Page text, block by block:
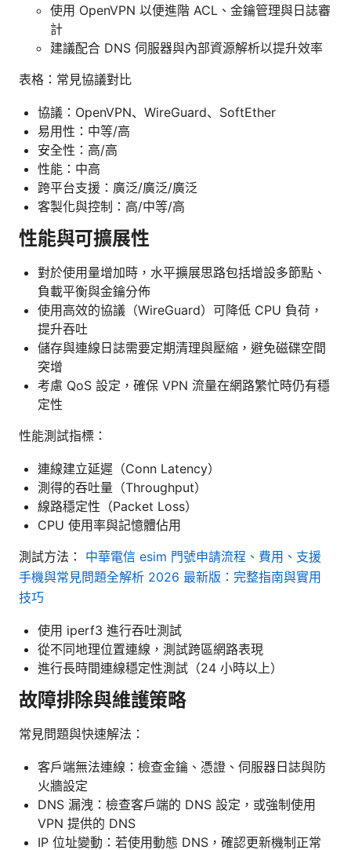
使用 OpenVPN 以便進階 ACL、金鑰管理與日誌審
計
建議配合 DNS 伺服器與內部資源解析以提升效率
表格：常見協議對比
協議：OpenVPN、WireGuard、SoftEther
易用性：中等/高
安全性：高/高
性能：中高
跨平台支援：廣泛/廣泛/廣泛
客製化與控制：高/中等/高
性能與可擴展性
對於使用量增加時，水平擴展思路包括增設多節點、
負載平衡與金鑰分佈
使用高效的協議（WireGuard）可降低 CPU 負荷，
提升吞吐
儲存與連線日誌需要定期清理與壓縮，避免磁碟空間
突增
考慮 QoS 設定，確保 VPN 流量在網路繁忙時仍有穩
定性
性能測試指標：
連線建立延遲（Conn Latency）
測得的吞吐量（Throughput）
線路穩定性（Packet Loss）
CPU 使用率與記憶體佔用
測試方法： 中華電信 esim 門號申請流程、費用、支援
手機與常見問題全解析 2026 最新版：完整指南與實用
技巧
使用 iperf3 進行吞吐測試
從不同地理位置連線，測試跨區網路表現
進行長時間連線穩定性測試（24 小時以上）
故障排除與維護策略
常見問題與快速解法：
客戶端無法連線：檢查金鑰、憑證、伺服器日誌與防
火牆設定
DNS 漏洩：檢查客戶端的 DNS 設定，或強制使用
VPN 提供的 DNS
IP 位址變動：若使用動態 DNS，確認更新機制正常